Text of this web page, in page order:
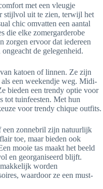
met een vleugje
stijlvol uit te zien, terwijl het
chic omvatten een aantal
die elke zomergarderobe
zorgen ervoor dat iedereen
de gelegenheid.
katoen of linnen. Ze zijn
een weekendje weg. Midi-
bieden een trendy optie voor
tot tuinfeesten. Met hun
voor trendy chique outfits.
een zonnebril zijn natuurlijk
toe, maar bieden ook
mooie tas maakt het beeld
en georganiseerd blijft.
worden
waardoor ze een must-